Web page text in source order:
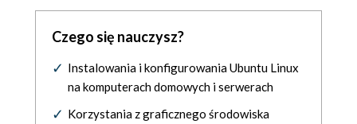
Czego się nauczysz?
Instalowania i konfigurowania Ubuntu Linux
na komputerach domowych i serwerach
Korzystania z graficznego środowiska